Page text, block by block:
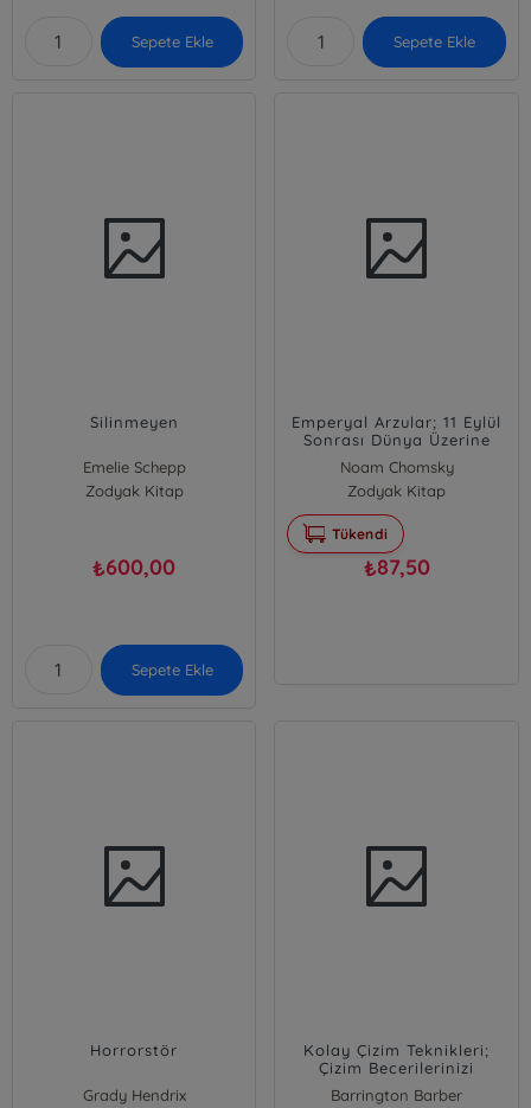
Sepete Ekle Sepete Ekle
Silinmeyen
Emelie Schepp
Zodyak Kitap
₺600,00
Sepete Ekle
Emperyal Arzular; 11 Eylül
Sonrası Dünya Üzerine
Yapılan Konuşmalar
Noam Chomsky
Zodyak Kitap
Tükendi
₺87,50
Horrorstör
Grady Hendrix
Kolay Çizim Teknikleri;
Çizim Becerilerinizi
Barrington Barber